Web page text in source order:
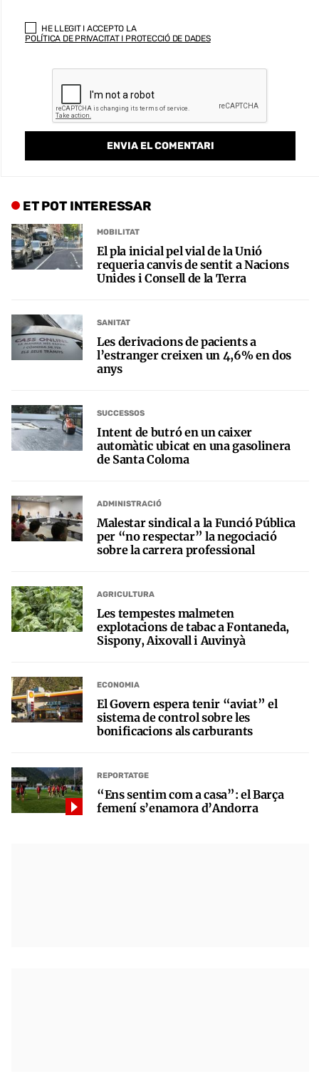
HE LLEGIT I ACCEPTO LA
POLÍTICA DE PRIVACITAT I PROTECCIÓ DE DADES
ET POT INTERESSAR
MOBILITAT
El pla inicial pel vial de la Unió
requeria canvis de sentit a Nacions
Unides i Consell de la Terra
SANITAT
Les derivacions de pacients a
l’estranger creixen un 4,6% en dos
anys
SUCCESSOS
Intent de butró en un caixer
automàtic ubicat en una gasolinera
de Santa Coloma
ADMINISTRACIÓ
Malestar sindical a la Funció Pública
per “no respectar” la negociació
sobre la carrera professional
AGRICULTURA
Les tempestes malmeten
explotacions de tabac a Fontaneda,
Sispony, Aixovall i Auvinyà
ECONOMIA
El Govern espera tenir “aviat” el
sistema de control sobre les
bonificacions als carburants
REPORTATGE
“Ens sentim com a casa”: el Barça
femení s’enamora d’Andorra